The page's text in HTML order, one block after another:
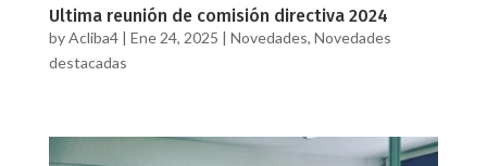
Ultima reunión de comisión directiva 2024
byAcliba4| Ene 24, 2025 | Novedades, Novedades
destacadas